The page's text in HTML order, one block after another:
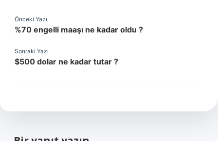
Önceki Yazı
%70 engelli maaşı ne kadar oldu ?
Sonraki Yazı
$500 dolar ne kadar tutar ?